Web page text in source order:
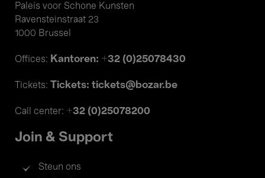
Paleis voor Schone Kunsten
Ravensteinstraat 23
1000 Brussel
Offices: Kantoren: +32 (0)25078430
Tickets: Tickets: tickets@bozar.be
Call center: +32 (0)25078200
Join & Support
Steun ons